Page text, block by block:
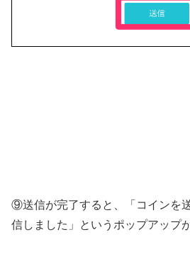
⑨送信が完了すると、「コインを
信しました」というポップアップ